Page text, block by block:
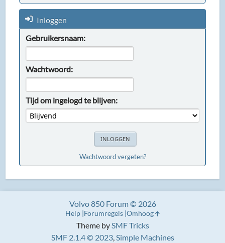
Inloggen
Gebruikersnaam:
Wachtwoord:
Tijd om ingelogd te blijven:
Wachtwoord vergeten?
Theme bySMF Tricks
SMF 2.1.4 © 2023,Simple Machines
Volvo 850 Forum © 2026
Help Forumregels Omhoog